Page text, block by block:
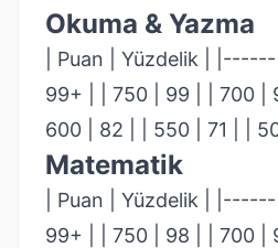
Okuma & Yazma
| Puan | Yüzdelik |
99+ | | 750 | 99 | | 700 |
600 | 82 | | 550 | 71 | |
Matematik
| Puan | Yüzdelik |
99+ | | 750 | 98 | | 700 |